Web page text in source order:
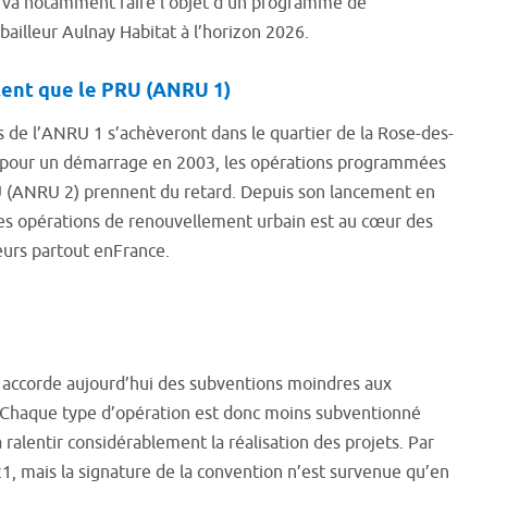
Aulnay Habitat à l’horizon 2026.
que le PRU (ANRU 1)
l’ANRU 1 s’achèveront dans le quartier de la Rose-des-
un démarrage en 2003, les opérations programmées
(ANRU 2) prennent du retard. Depuis son lancement en
opérations de renouvellement urbain est au cœur des
partout enFrance.
aujourd’hui des subventions moindres aux
type d’opération est donc moins subventionné
considérablement la réalisation des projets. Par
la signature de la convention n’est survenue qu’en